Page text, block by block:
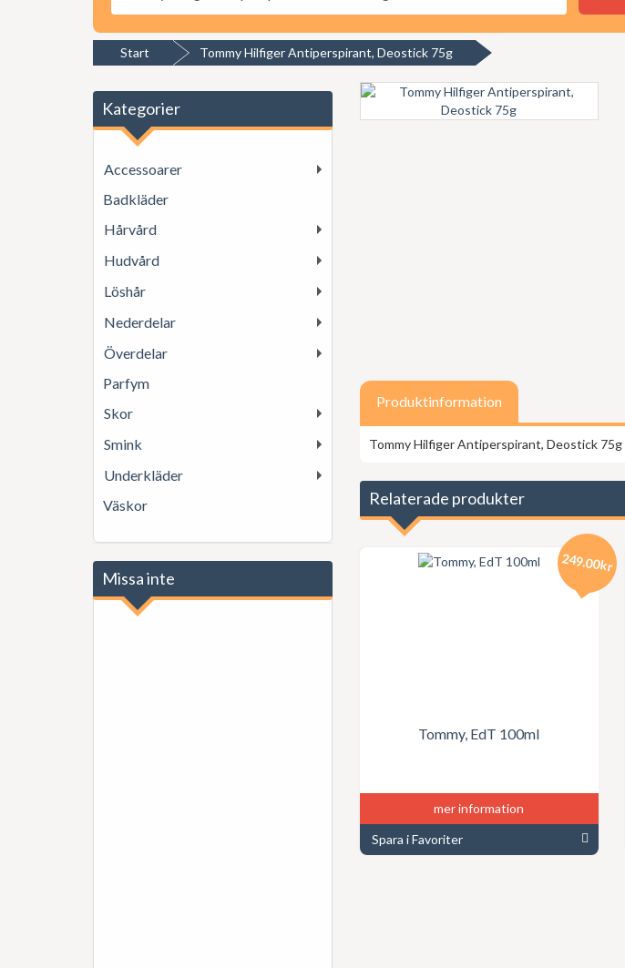
Start Tommy Hilfiger Antiperspirant, Deostick 75g
Kategorier
Accessoarer
Badkläder
Hårvård
Hudvård
Löshår
Nederdelar
Överdelar
Parfym
Skor
Smink
Underkläder
Väskor
Missa inte
Produktinformation
Tommy Hilfiger Antiperspirant, Deostick 75g
Relaterade produkter
Tommy, EdT 100ml
249.00kr
mer information
Spara i Favoriter